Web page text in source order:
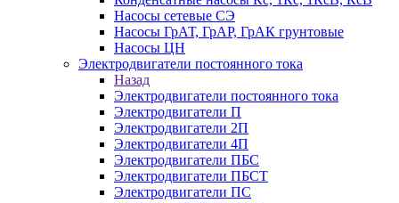
Насосы сетевые СЭ
Насосы ГрАТ, ГрАР, ГрАК грунтовые
Насосы ЦН
Электродвигатели постоянного тока
Назад
Электродвигатели постоянного тока
Электродвигатели П
Электродвигатели 2П
Электродвигатели 4П
Электродвигатели ПБС
Электродвигатели ПБСТ
Электродвигатели ПС